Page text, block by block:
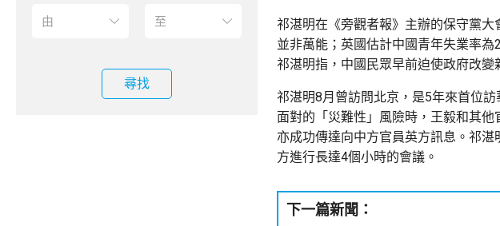
尋找
祁湛明在《旁觀者報》主辦的保守黨
並非萬能；英國估計中國青年失業率
祁湛明指，中國民眾早前迫使政府改
祁湛明8月曾訪問北京，是5年來首位
面對的「災難性」風險時，王毅和其
亦成功傳達向中方官員英方訊息。祁
方進行長達4個小時的會議。
下一篇新聞：